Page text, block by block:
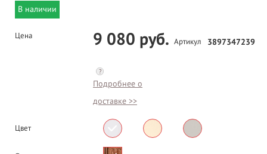
В наличии
Цена 9 080 руб.
?
Подробнее о
доставке >>
Артикул 3897347239
Цвет